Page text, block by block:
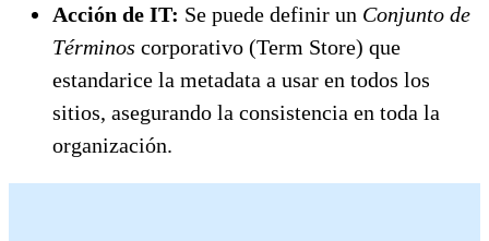
Acción de IT: Se puede definir un Conjunto de
Términos corporativo (Term Store) que
estandarice la metadata a usar en todos los
sitios, asegurando la consistencia en toda la
organización.